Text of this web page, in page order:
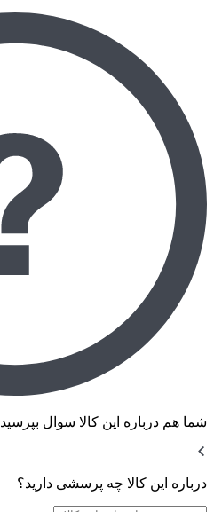
شما هم درباره این کالا سوال بپرسید
درباره این کالا چه پرسشی دارید؟